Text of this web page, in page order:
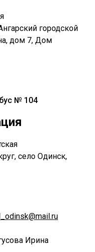
городской
дом 7, Дом
№ 104
, село Одинск,
Ирина